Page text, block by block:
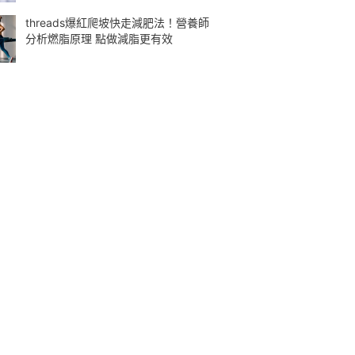
threads爆紅爬坡快走減肥法！營養師
分析燃脂原理 點做減脂更有效